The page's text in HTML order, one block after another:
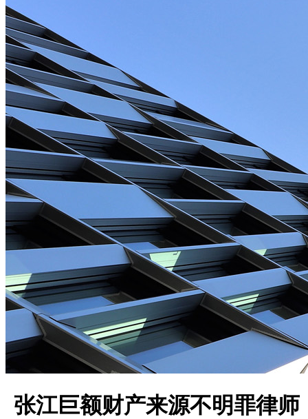
张江巨额财产来源不明罪律师